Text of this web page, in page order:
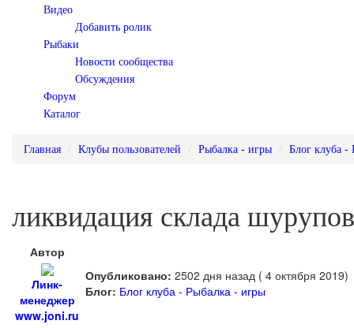
Видео
Добавить ролик
Рыбаки
Новости сообщества
Обсуждения
Форум
Каталог
Главная Клубы пользователей Рыбалка - игры Блог клуба -
ликвидация склада
Автор
Линк-
менеджер
www.joni.ru
Опубликовано: 2502 дня назад ( 4 октября 2019)
Блог: Блог клуба - Рыбалка - игры